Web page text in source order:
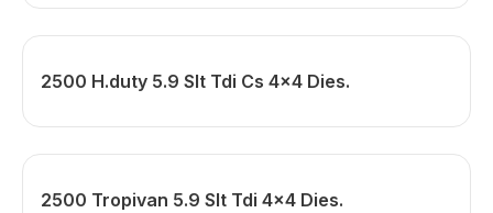
2500 H.duty 5.9 Slt Tdi Cs 4x4 Dies.
2500 Tropivan 5.9 Slt Tdi 4x4 Dies.